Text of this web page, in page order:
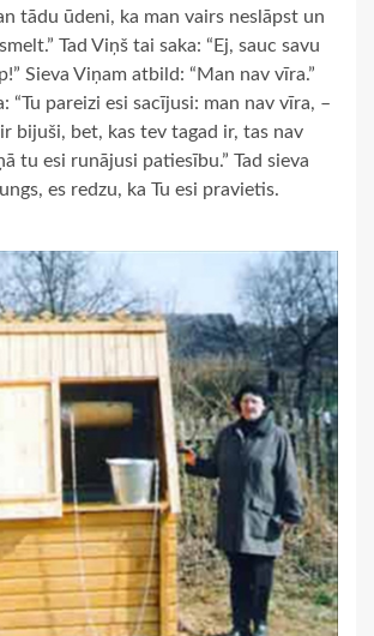
tādu ūdeni, ka man vairs neslāpst un
Tad Viņš tai saka: “Ej, sauc savu
Sieva Viņam atbild: “Man nav vīra.”
“Tu pareizi esi sacījusi: man nav vīra, –
bijuši, bet, kas tev tagad ir, tas nav
tu esi runājusi patiesību.” Tad sieva
es redzu, ka Tu esi pravietis.